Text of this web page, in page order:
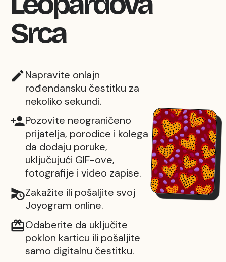
Srca
Napravite onlajn
rođendansku čestitku za
nekoliko sekundi.
Pozovite neograničeno
prijatelja, porodice i kolega
da dodaju poruke,
uključujući GIF-ove,
fotografije i video zapise.
Zakažite ili pošaljite svoj
Joyogram online.
Odaberite da uključite
poklon karticu ili pošaljite
samo digitalnu čestitku.